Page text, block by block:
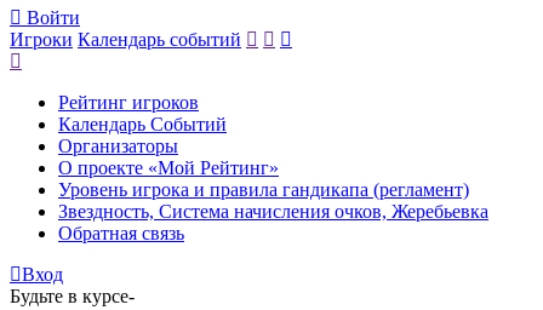
Войти
Игроки Календарь событий
Рейтинг игроков
Календарь Событий
Организаторы
О проекте «Мой Рейтинг»
Уровень игрока и правила гандикапа (регламент)
Звездность, Система начисления очков, Жеребьевка
Обратная связь
Вход
Будьте в курсе-